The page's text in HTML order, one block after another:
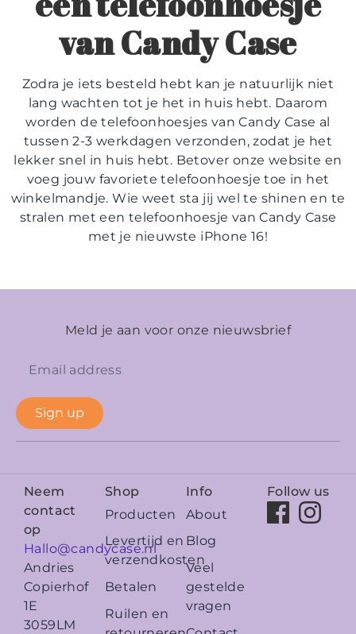
van Candy Case
Zodra je iets besteld hebt kan je natuurlijk niet
lang wachten tot je het in huis hebt. Daarom
worden de telefoonhoesjes van Candy Case al
tussen 2-3 werkdagen verzonden, zodat je het
lekker snel in huis hebt. Betover onze website en
voeg jouw favoriete telefoonhoesje toe in het
winkelmandje. Wie weet sta jij wel te shinen en te
stralen met een telefoonhoesje van Candy Case
met je nieuwste iPhone 16!
Meld je aan voor onze nieuwsbrief
Sign up
Neem
contact
op
Hallo@candycase.nl
Andries
Copierhof
1E
3059LM
Shop
Producten
Levertijd en
verzendkosten
Betalen
Ruilen en
Info
About
Blog
Veel
gestelde
vragen
Follow us